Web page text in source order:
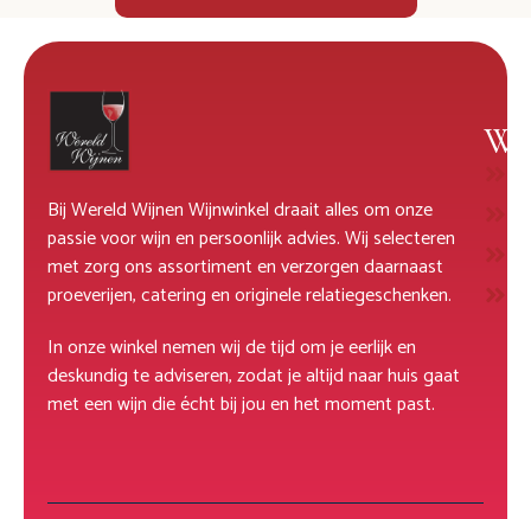
Bij Wereld Wijnen Wijnwinkel draait alles om onze
passie voor wijn en persoonlijk advies. Wij selecteren
met zorg ons assortiment en verzorgen daarnaast
proeverijen, catering en originele relatiegeschenken.
In onze winkel nemen wij de tijd om je eerlijk en
deskundig te adviseren, zodat je altijd naar huis gaat
met een wijn die écht bij jou en het moment past.